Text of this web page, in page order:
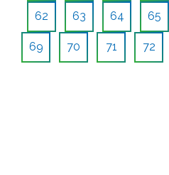
62 63 64 65
69 70 71 72